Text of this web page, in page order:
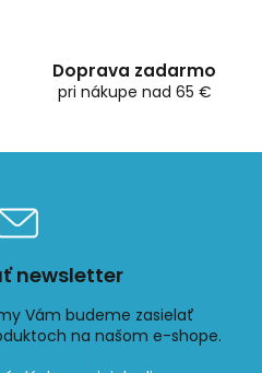
s
Doprava zadarmo
pri nákupe nad 65 €
newsletter
Vám budeme zasielať
na našom e-shope.